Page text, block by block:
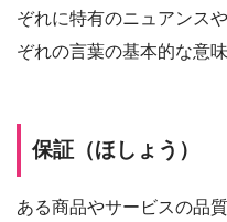
ぞれに特有のニュアンス
ぞれの言葉の基本的な意
保証（ほしょう）
ある商品やサービスの品